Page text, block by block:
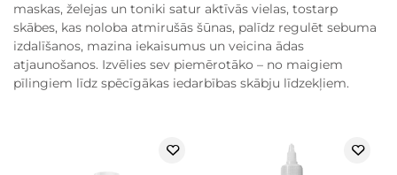
maskas, želejas un toniki satur aktīvās vielas, tostarp
skābes, kas noloba atmirušās šūnas, palīdz regulēt sebuma
izdalīšanos, mazina iekaisumus un veicina ādas
atjaunošanos. Izvēlies sev piemērotāko – no maigiem
pīlingiem līdz spēcīgākas iedarbības skābju līdzekļiem.